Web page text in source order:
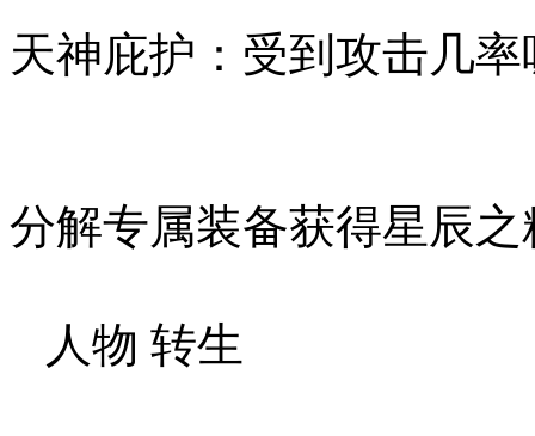
天神庇护：受到攻
分解专属装备获
人物 转生